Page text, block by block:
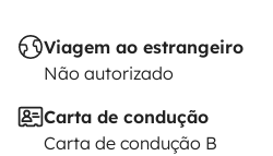
Viagem ao estrangeiro
Não autorizado
Carta de condução
Carta de condução B